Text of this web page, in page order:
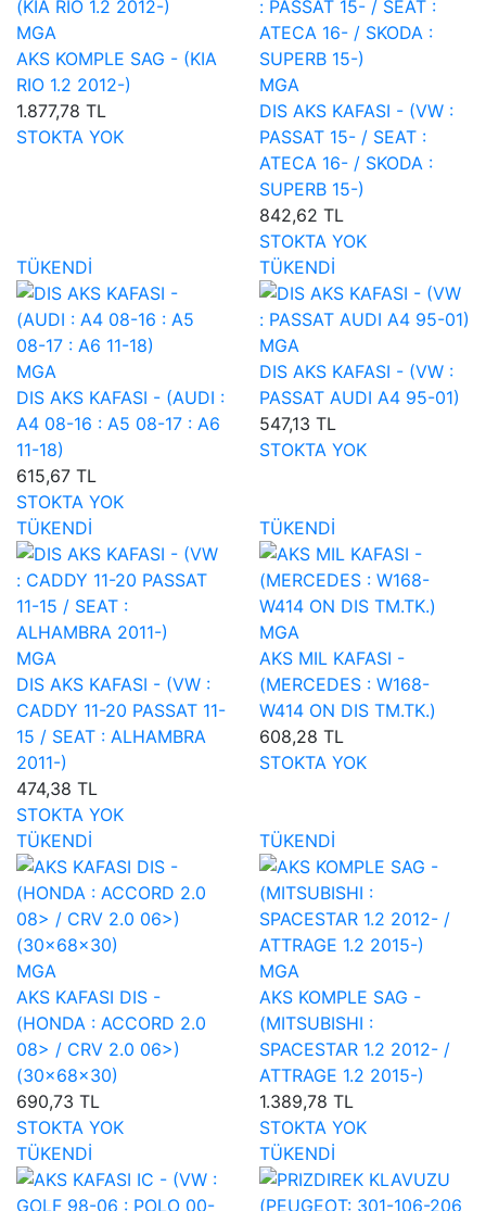
MGA
AKS KOMPLE SAG - (KIA
RIO 1.2 2012-)
1.877,78 TL
STOKTA YOK
MGA
DIS AKS KAFASI - (VW :
PASSAT 15- / SEAT :
ATECA 16- / SKODA :
SUPERB 15-)
842,62 TL
STOKTA YOK
TÜKENDİ
MGA
DIS AKS KAFASI - (AUDI :
A4 08-16 : A5 08-17 : A6
11-18)
615,67 TL
STOKTA YOK
TÜKENDİ
MGA
DIS AKS KAFASI - (VW :
PASSAT AUDI A4 95-01)
547,13 TL
STOKTA YOK
TÜKENDİ
MGA
DIS AKS KAFASI - (VW :
CADDY 11-20 PASSAT 11-
15 / SEAT : ALHAMBRA
2011-)
474,38 TL
STOKTA YOK
TÜKENDİ
MGA
AKS MIL KAFASI -
(MERCEDES : W168-
W414 ON DIS TM.TK.)
608,28 TL
STOKTA YOK
TÜKENDİ
MGA
AKS KAFASI DIS -
(HONDA : ACCORD 2.0
08> / CRV 2.0 06>)
(30×68×30)
690,73 TL
STOKTA YOK
TÜKENDİ
MGA
AKS KOMPLE SAG -
(MITSUBISHI :
SPACESTAR 1.2 2012- /
ATTRAGE 1.2 2015-)
1.389,78 TL
STOKTA YOK
TÜKENDİ
TÜKENDİ